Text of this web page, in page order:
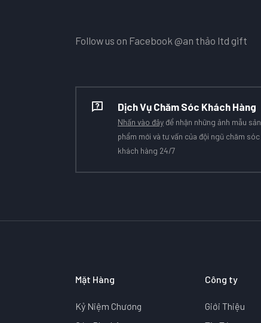
Follow us on Facebook @an thảo ltd gift
Dịch Vụ Chăm Sóc Khách Hàng
Nhấn vào đây để nhận những ảnh mẫu sản
phẩm mới và tư vấn của đội ngũ chăm sóc
khách hàng 24/7
Mặt Hàng
Kỷ Niệm Chương
Công ty
Giới Thiệu